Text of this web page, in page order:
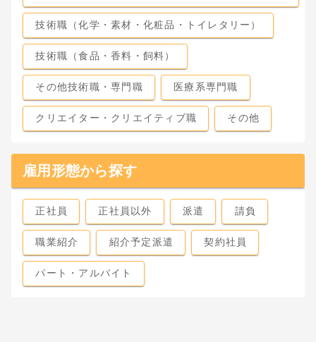
技術職（化学・素材・化粧品・トイレタリー）
技術職（食品・香料・飼料）
その他技術職・専門職 医療系専門職
クリエイター・クリエイティブ職 その他
雇用形態から探す
正社員 正社員以外 派遣 請負
職業紹介 紹介予定派遣 契約社員
パート・アルバイト